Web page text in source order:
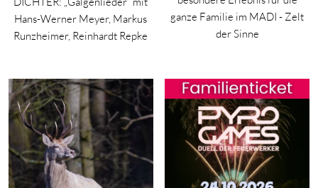
Hans-Werner Meyer, Markus
Runzheimer, Reinhardt Repke
ganze Familie im MADI - Zelt
der Sinne